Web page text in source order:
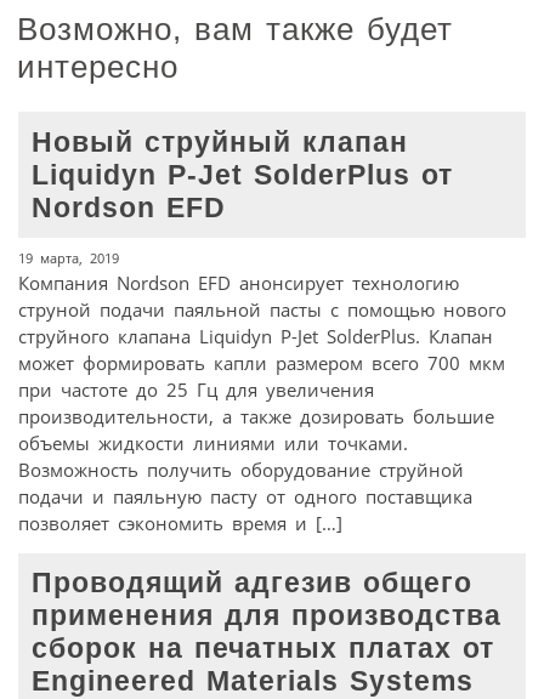
Возможно, вам также будет
интересно
Новый струйный клапан
Liquidyn P-Jet SolderPlus от
Nordson EFD
19 марта, 2019
Компания Nordson EFD анонсирует технологию
струной подачи паяльной пасты с помощью нового
струйного клапана Liquidyn P-Jet SolderPlus. Клапан
может формировать капли размером всего 700 мкм
при частоте до 25 Гц для увеличения
производительности, а также дозировать большие
объемы жидкости линиями или точками.
Возможность получить оборудование струйной
подачи и паяльную пасту от одного поставщика
позволяет сэкономить время и […]
Проводящий адгезив общего
применения для производства
сборок на печатных платах от
Engineered Materials Systems